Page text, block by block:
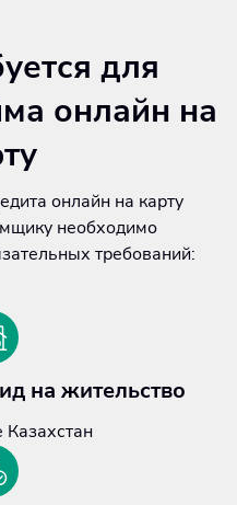
для
онлайн на
онлайн на карту
необходимо
требований:
на жительство
Казахстан